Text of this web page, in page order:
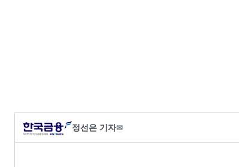
정선은 기자✉